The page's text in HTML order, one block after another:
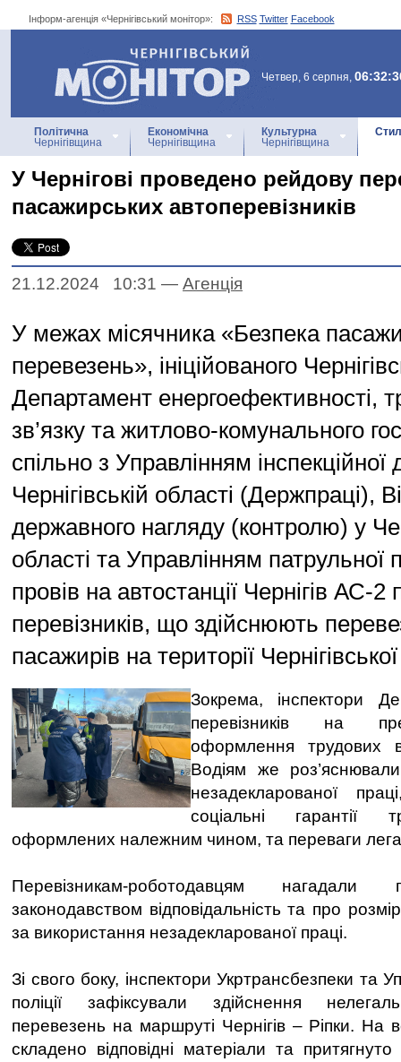
Інформ-агенція «Чернігівський монітор»: RSS Twitter Facebook
Інформ-агенція
«Чернігівський монітор»
Четвер, 6 серпня,
Політична
Чернігівщина
Економічна
Чернігівщина
Культурна
Чернігівщина
У Чернігові проведено рейдову
пасажирських автоперевізників
21.12.2024 10:31 — Агенцiя
У межах місячника «Безпека
перевезень», ініційованого
Департамент енергоефективності,
зв’язку та житлово-комунального
спільно з Управлінням інспекційної
Чернігівській області (Держпраці),
державного нагляду (контролю) у
області та Управлінням патрульної
провів на автостанції Чернігів АС-2
перевізників, що здійснюють
пасажирів на території
Зокрема, інспектори
перевізників на
оформлення трудових
Водіям же
незадекларованої
соціальні гарантії
оформлених належним чином, та переваги
Перевізникам-роботодавцям
законодавством відповідальність та про
за використання незадекларованої праці.
Зі свого боку, інспектори Укртрансбезпеки та
поліції зафіксували здійснення
перевезень на маршруті Чернігів – Ріпки. На
складено відповідні матеріали та притягнуто